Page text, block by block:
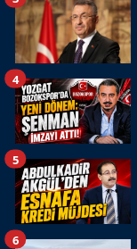
4
5
6